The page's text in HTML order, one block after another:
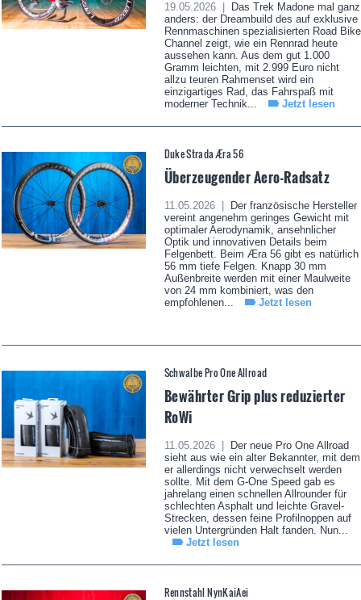
19.05.2026 |
Das Trek Madone mal ganz
anders: der Dreambuild des auf exklusive
Rennmaschinen spezialisierten Road Bike
Channel zeigt, wie ein Rennrad heute
aussehen kann. Aus dem gut 1.000
Gramm leichten, mit 2.999 Euro nicht
allzu teuren Rahmenset wird ein
einzigartiges Rad, das Fahrspaß mit
moderner Technik...
Jetzt lesen
Duke Strada Æra 56
Überzeugender Aero-Radsatz
11.05.2026 |
Der französische Hersteller
vereint angenehm geringes Gewicht mit
optimaler Aerodynamik, ansehnlicher
Optik und innovativen Details beim
Felgenbett. Beim Æra 56 gibt es natürlich
56 mm tiefe Felgen. Knapp 30 mm
Außenbreite werden mit einer Maulweite
von 24 mm kombiniert, was den
empfohlenen...
Jetzt lesen
Schwalbe Pro One Allroad
Bewährter Grip plus reduzierter
RoWi
11.05.2026 |
Der neue Pro One Allroad
sieht aus wie ein alter Bekannter, mit dem
er allerdings nicht verwechselt werden
sollte. Mit dem G-One Speed gab es
jahrelang einen schnellen Allrounder für
schlechten Asphalt und leichte Gravel-
Strecken, dessen feine Profilnoppen auf
vielen Untergründen Halt fanden. Nun...
Jetzt lesen
Rennstahl NynKaiAei